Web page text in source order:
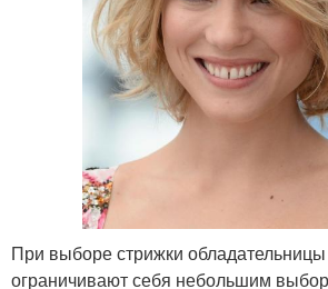
При выборе стрижки
ограничивают себя небольшим